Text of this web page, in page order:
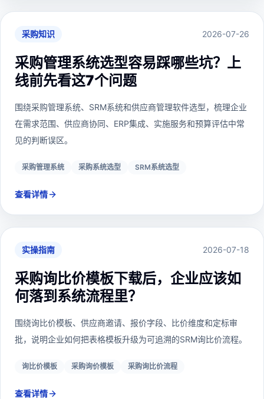
采购知识 2026-07-26
采购管理系统选型容易踩哪些坑？上
线前先看这7个问题
围绕采购管理系统、SRM系统和供应商管理软件选型，梳理企业
在需求范围、供应商协同、ERP集成、实施服务和预算评估中常
见的判断误区。
采购管理系统 采购系统选型 SRM系统选型
查看详情
实操指南 2026-07-18
采购询比价模板下载后，企业应该如
何落到系统流程里？
围绕询比价模板、供应商邀请、报价字段、比价维度和定标审
批，说明企业如何把表格模板升级为可追溯的SRM询比价流程。
询比价模板 采购询价模板 采购询比价流程
查看详情